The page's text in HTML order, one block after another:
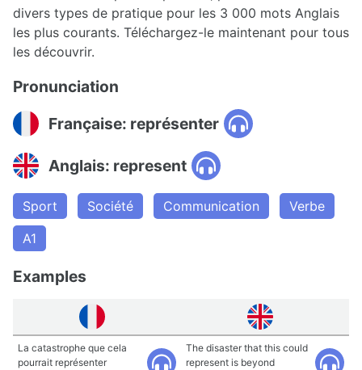
divers types de pratique pour les 3 000 mots Anglais
les plus courants. Téléchargez-le maintenant pour tous
les découvrir.
Pronunciation
Française: représenter
Anglais: represent
Sport Société Communication
Verbe
A1
Examples
La catastrophe que cela
pourrait représenter
The disaster that this could
represent is beyond